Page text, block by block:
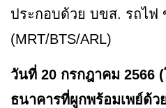
ประกอบด้วย บขส. รถไฟ
(MRT/BTS/ARL)
วันที่ 20 กรกฎาคม 2566
ธนาคารที่ผูกพร้อมเพย์ด้